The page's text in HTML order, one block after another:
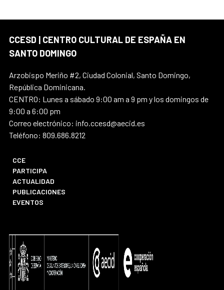
CCESD | CENTRO CULTURAL DE ESPAÑA EN
SANTO DOMINGO
Arzobispo Meriño #2, Ciudad Colonial, Santo Domingo,
República Dominicana.
CENTRO: Lunes a sábado 9:00 am a 9 pm y los domingos de
9:00 a 6:00 pm
Correo electrónico: info.ccesd@aecid.es
Teléfono: 809.686.8212
CCE
PARTICIPA
ACTUALIDAD
PUBLICACIONES
EVENTOS